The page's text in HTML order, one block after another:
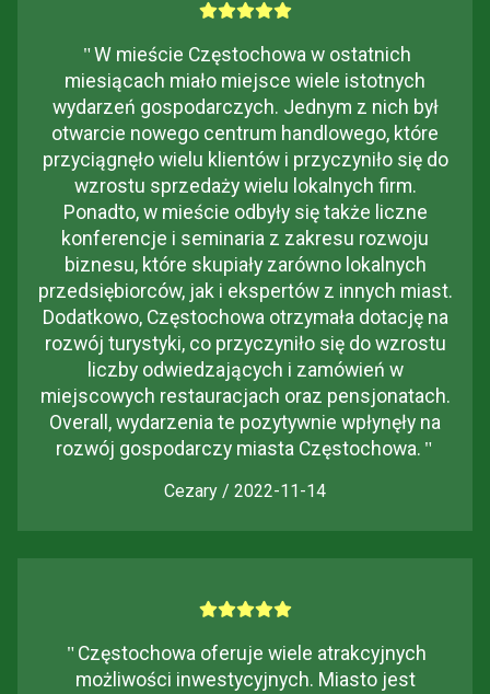
"W mieście Częstochowa w ostatnich
miesiącach miało miejsce wiele istotnych
wydarzeń gospodarczych. Jednym z nich był
otwarcie nowego centrum handlowego, które
przyciągnęło wielu klientów i przyczyniło się do
wzrostu sprzedaży wielu lokalnych firm.
Ponadto, w mieście odbyły się także liczne
konferencje i seminaria z zakresu rozwoju
biznesu, które skupiały zarówno lokalnych
przedsiębiorców, jak i ekspertów z innych miast.
Dodatkowo, Częstochowa otrzymała dotację na
rozwój turystyki, co przyczyniło się do wzrostu
liczby odwiedzających i zamówień w
miejscowych restauracjach oraz pensjonatach.
Overall, wydarzenia te pozytywnie wpłynęły na
rozwój gospodarczy miasta Częstochowa. "
Cezary / 2022-11-14
" Częstochowa oferuje wiele atrakcyjnych
możliwości inwestycyjnych. Miasto jest